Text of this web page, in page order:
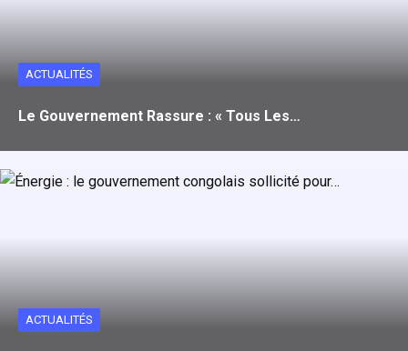
k
n
p
ACTUALITÉS
Le Gouvernement Rassure : « Tous Les…
ACTUALITÉS